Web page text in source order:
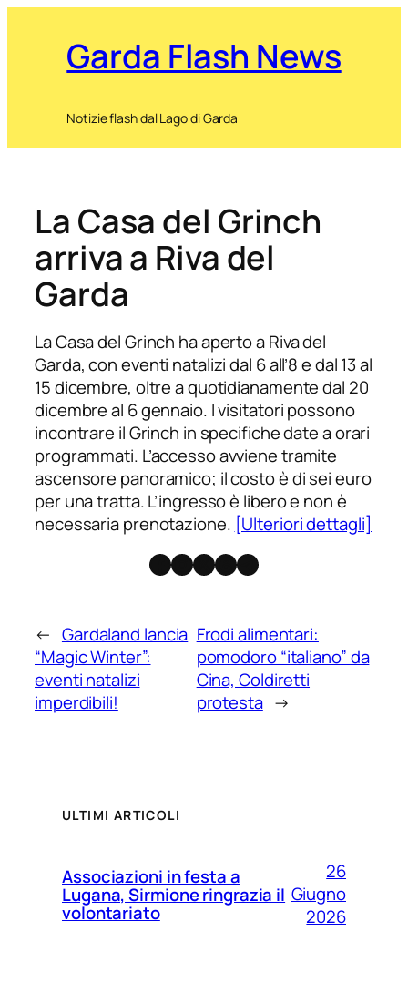
Garda Flash News
Notizie flash dal Lago di Garda
La Casa del Grinch
arriva a Riva del
Garda
La Casa del Grinch ha aperto a Riva del
Garda, con eventi natalizi dal 6 all’8 e dal 13 al
15 dicembre, oltre a quotidianamente dal 20
dicembre al 6 gennaio. I visitatori possono
incontrare il Grinch in specifiche date a orari
programmati. L’accesso avviene tramite
ascensore panoramico; il costo è di sei euro
per una tratta. L’ingresso è libero e non è
necessaria prenotazione. [Ulteriori dettagli]
Facebook
Instagram
X Threads
Telegram
← Gardaland lancia
“Magic Winter”:
eventi natalizi
imperdibili!
Frodi alimentari:
pomodoro “italiano” da
Cina, Coldiretti
protesta →
ULTIMI ARTICOLI
Associazioni in festa a
Lugana, Sirmione ringrazia il
volontariato
26
Giugno
2026